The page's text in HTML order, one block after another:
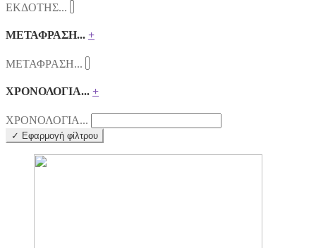
ΕΚΔΟΤΗΣ...
ΜΕΤΑΦΡΑΣΗ... +
ΜΕΤΑΦΡΑΣΗ...
ΧΡΟΝΟΛΟΓΙΑ... +
ΧΡΟΝΟΛΟΓΙΑ...
✓ Εφαρμογή φίλτρου